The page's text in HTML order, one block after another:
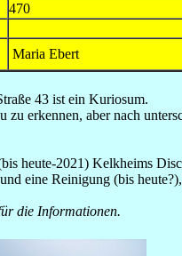
470
Maria Ebert
43 ist ein Kuriosum.
zu erkennen, aber nach
heute-2021) Kelkheims
eine Reinigung (bis
die Informationen.